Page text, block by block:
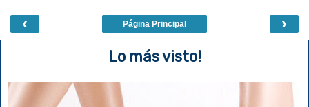
‹ ›
Página Principal
Lo más visto!